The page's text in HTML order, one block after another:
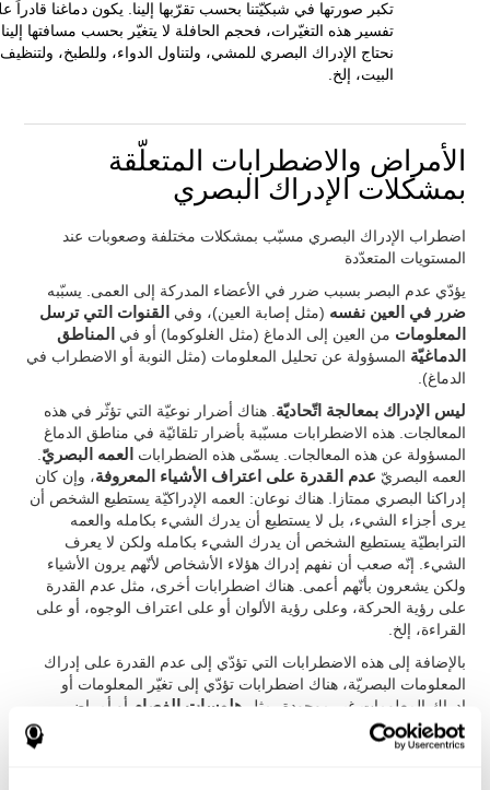
تكبر صورتها في شبكيّتنا بحسب تقرّبها إلينا. يكون دماغنا قادراً
تفسير هذه التغيّرات، فحجم الحافلة لا يتغيّر بحسب مسافتها
نحتاج الإدراك البصري للمشي، ولتناول الدواء، وللطبخ، ولتنظيف
البيت، إلخ.
الأمراض والاضطرابات المتعلّقة
بمشكلات الإدراك البصري
اضطراب الإدراك البصري مسبّب بمشكلات مختلفة وصعوبات عند
المستويات المتعدّدة
يؤدّي عدم البصر بسبب ضرر في الأعضاء المدركة إلى العمى. يسبّبه
ضرر في العين نفسه (مثل إصابة العين)، وفي
القنوات التي ترسل
المعلومات من العين إلى الدماغ (مثل الغلوكوما) أو في
المناطق
الدماغيّة المسؤولة عن تحليل المعلومات (مثل النوبة أو الاضطراب في
الدماغ).
ليس الإدراك بمعالجة اتّحاديّة. هناك أضرار نوعيّة التي تؤثّر في هذه
المعالجات. هذه الاضطرابات مسبّبة بأضرار تلقائيّة في مناطق الدماغ
المسؤولة عن هذه المعالجات. يسمّى هذه الضطرابات
العمه البصريّ.
العمه البصريّ عدم القدرة على اعتراف الأشياء المعروفة، وإن كان
إدراكنا البصري ممتازا. هناك نوعان: العمه الإدراكيّة يستطيع الشخص أن
يرى أجزاء الشيء، بل لا يستطيع أن يدرك الشيء بكامله والعمه
الترابطيّة يستطيع الشخص أن يدرك الشيء بكامله ولكن لا يعرف
الشيء. إنّه صعب أن نفهم إدراك هؤلاء الأشخاص لأنّهم يرون الأشياء
ولكن يشعرون بأنّهم أعمى. هناك اضطرابات أخرى، مثل عدم القدرة
على رؤية الحركة، وعلى رؤية الألوان أو على اعتراف الوجوه، أو على
القراءة، إلخ.
بالإضافة إلى هذه الاضطرابات التي تؤدّي إلى عدم القدرة على إدراك
المعلومات البصريّة، هناك اضطرابات تؤدّي إلى تغيّر المعلومات أو
إدراك المعلومات غير موجودة، مثل هلوسات الفصام أو أمراض
أخرى. يوجد أيضا نوع هسولات بصريّ عند الأشخاص الذين فقدوا الرؤية:
متلازمة شارل بونيه